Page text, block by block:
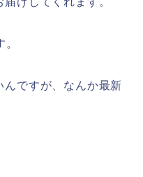
んですが、なんか最新